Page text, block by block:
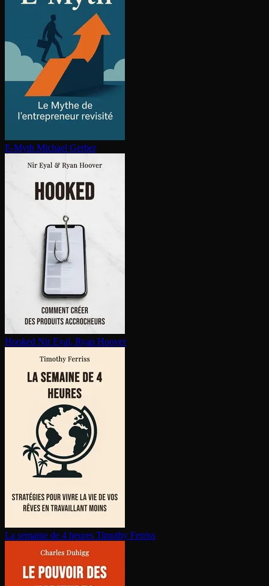
E-Myth Michael Gerber
Hooked Nir Eyal, Ryan Hoover
La semaine de 4 heures Timothy Ferriss